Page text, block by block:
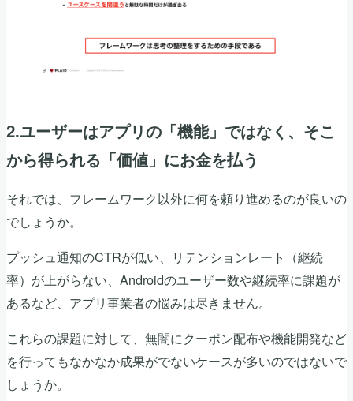
2.ユーザーはアプリの「機能」ではなく、そこ
から得られる「価値」にお金を払う
それでは、フレームワーク以外に何を頼り進めるのが良いの
でしょうか。
プッシュ通知のCTRが低い、リテンションレート（継続
率）が上がらない、Androidのユーザー数や継続率に課題が
あるなど、アプリ事業者の悩みは尽きません。
これらの課題に対して、無闇にクーポン配布や機能開発など
を行ってもなかなか成果がでないケースが多いのではないで
しょうか。